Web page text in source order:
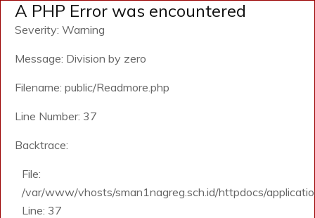
A PHP Error was encountered
Severity: Warning
Message: Division by zero
Filename: public/Readmore.php
Line Number: 37
Backtrace:
File:
/var/www/vhosts/sman1nagreg.sch.id/httpdocs/
Line: 37